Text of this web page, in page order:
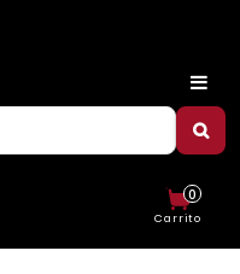
Carrito
0